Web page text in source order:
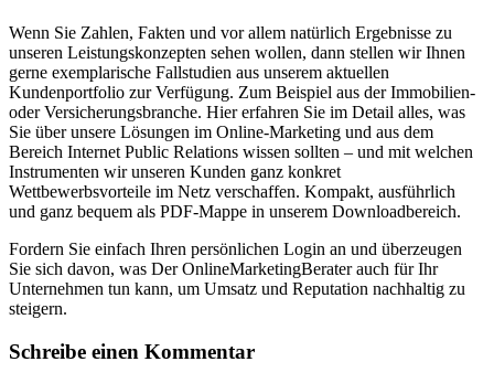
Wenn Sie Zahlen, Fakten und vor allem natürlich Ergebnisse zu
unseren Leistungskonzepten sehen wollen, dann stellen wir Ihnen
gerne exemplarische Fallstudien aus unserem aktuellen
Kundenportfolio zur Verfügung. Zum Beispiel aus der Immobilien-
oder Versicherungsbranche. Hier erfahren Sie im Detail alles, was
Sie über unsere Lösungen im Online-Marketing und aus dem
Bereich Internet Public Relations wissen sollten – und mit welchen
Instrumenten wir unseren Kunden ganz konkret
Wettbewerbsvorteile im Netz verschaffen. Kompakt, ausführlich
und ganz bequem als PDF-Mappe in unserem Downloadbereich.
Fordern Sie einfach Ihren persönlichen Login an und überzeugen
Sie sich davon, was Der OnlineMarketingBerater auch für Ihr
Unternehmen tun kann, um Umsatz und Reputation nachhaltig zu
steigern.
Schreibe einen Kommentar